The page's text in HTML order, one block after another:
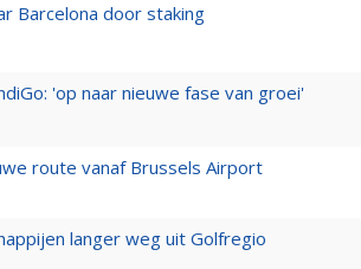
Barcelona door staking
'op naar nieuwe fase van groei'
route vanaf Brussels Airport
langer weg uit Golfregio